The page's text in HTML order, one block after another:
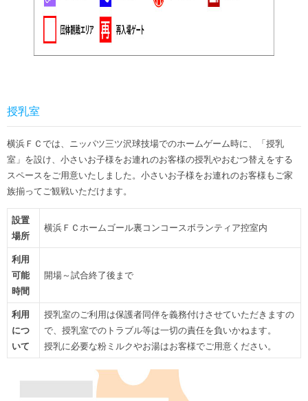
授乳室
横浜ＦＣでは、ニッパツ三ツ沢球技場でのホームゲーム時に、「授乳
室」を設け、小さいお子様をお連れのお客様の授乳やおむつ替えをする
スペースをご用意いたしました。小さいお子様をお連れのお客様もご家
族揃ってご観戦いただけます。
設置
場所
横浜ＦＣホームゴール裏コンコースボランティア控室内
利用
可能
時間
開場～試合終了後まで
利用
につ
いて
授乳室のご利用は保護者同伴を義務付けさせていただきますの
で、授乳室でのトラブル等は一切の責任を負いかねます。
授乳に必要な粉ミルクやお湯はお客様でご用意ください。